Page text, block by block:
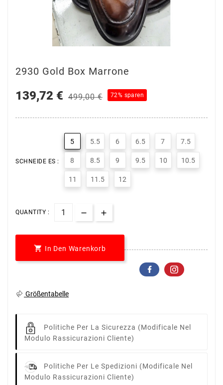
2930 Gold Box Marrone
139,72 € 499,00 € 72% sparen
SCHNEIDE ES :
5 5.5 6 6.5 7 7.5
8 8.5 9 9.5 10 10.5
11 11.5 12
QUANTITY :
 In Den Warenkorb
Größentabelle
Politiche Per La Sicurezza (modificale Nel
Modulo Rassicurazioni Cliente)
Politiche Per Le Spedizioni (modificale Nel
Modulo Rassicurazioni Cliente)